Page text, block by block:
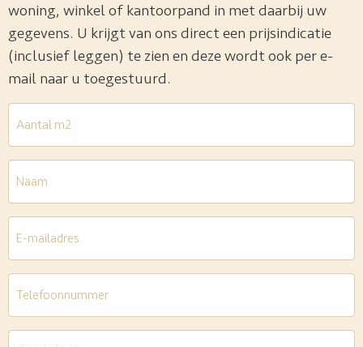
woning, winkel of kantoorpand in met daarbij uw
gegevens. U krijgt van ons direct een prijsindicatie
(inclusief leggen) te zien en deze wordt ook per e-
mail naar u toegestuurd.
m2 *
mailadres *